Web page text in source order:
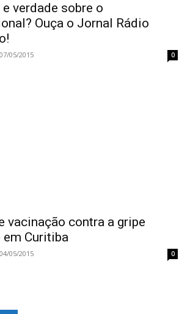
verdade sobre o
Ouça o Jornal Rádio
07/05/2015 0
vacinação contra a gripe
em Curitiba
04/05/2015 0